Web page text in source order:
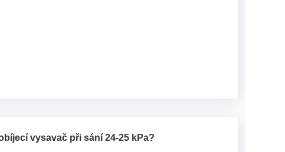
vysavač při sání 24-25 kPa?